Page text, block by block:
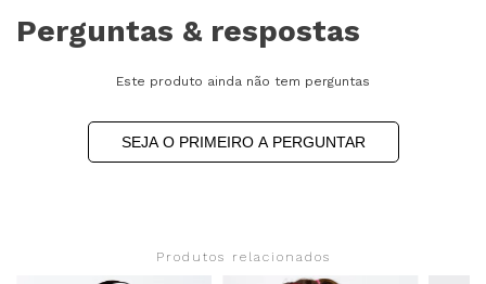
Perguntas & respostas
Este produto ainda não tem perguntas
SEJA O PRIMEIRO A PERGUNTAR
Produtos relacionados